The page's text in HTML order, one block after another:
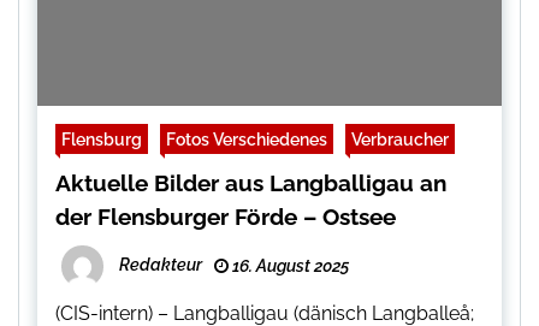
Flensburg Fotos Verschiedenes Verbraucher
Aktuelle Bilder aus Langballigau an
der Flensburger Förde – Ostsee
Redakteur 16. August 2025
(CIS-intern) – Langballigau (dänisch Langballeå;